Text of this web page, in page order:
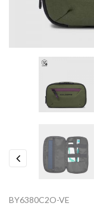
BY6380C2O-VE